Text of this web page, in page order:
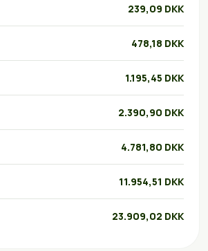
239,09 DKK
478,18 DKK
1.195,45 DKK
2.390,90 DKK
4.781,80 DKK
11.954,51 DKK
23.909,02 DKK